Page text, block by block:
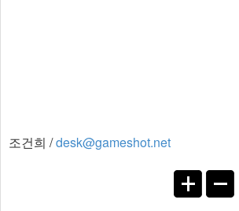
조건희 /desk@gameshot.net